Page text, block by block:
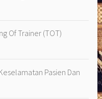
Of Trainer (TOT)
Pasien Dan